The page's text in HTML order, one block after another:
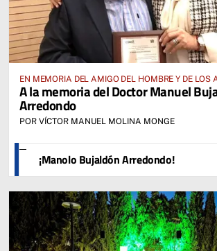
EN MEMORIA DEL AMIGO DEL HOMBRE Y DE LOS
A la memoria del Doctor Manuel Bujaldón
Arredondo
POR VÍCTOR MANUEL MOLINA MONGE
¡Manolo Bujaldón Arredondo!